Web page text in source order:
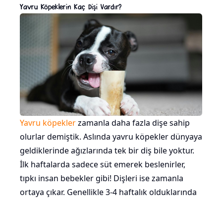
Yavru Köpeklerin Kaç Dişi Vardır?
Yavru köpeklerzamanla daha fazla dişe sahip
olurlar demiştik. Aslında yavru köpekler dünyaya
geldiklerinde ağızlarında tek bir diş bile yoktur.
İlk haftalarda sadece süt emerek beslenirler,
tıpkı insan bebekler gibi! Dişleri ise zamanla
ortaya çıkar. Genellikle 3-4 haftalık olduklarında